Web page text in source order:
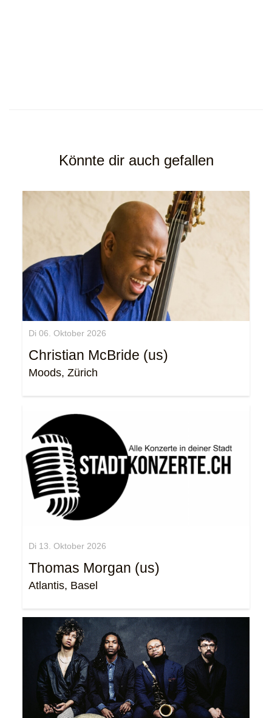
Könnte dir auch gefallen
Di 06. Oktober 2026
Christian McBride (us)
Moods, Zürich
Di 13. Oktober 2026
Thomas Morgan (us)
Atlantis, Basel